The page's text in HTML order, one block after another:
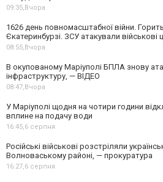
09:35,Вчора
1626 день повномасштабної війни.
Єкатеринбурзі. ЗСУ атакували військові
08:55,Вчора
В окупованому Маріуполі БПЛА знову
інфраструктуру, — ВІДЕО
08:47,Вчора
У Маріуполі щодня на чотири години
вплине на подачу води
16:45,6 серпня
Російські військові розстріляли
Волноваському районі, — прокуратура
16:27,6 серпня